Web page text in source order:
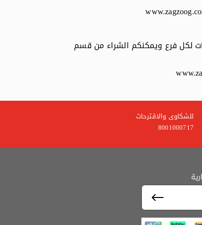
لكل فرع ويمكنكم الشراء من قسم
للشكاوى والاقترحات
8001000717